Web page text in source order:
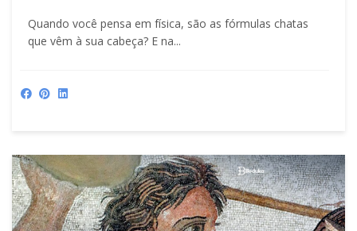
Quando você pensa em física, são as fórmulas chatas
que vêm à sua cabeça? E na...